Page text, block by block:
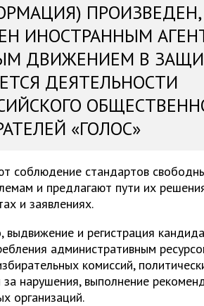
ПРОИЗВЕДЕН,
ИНОСТРАННЫМ
ДВИЖЕНИЕМ В
ДЕЯТЕЛЬНОСТИ
«ГОЛОС»
соблюдение стандартов
и предлагают пути их
и заявлениях.
выдвижение и регистрация
административным
комиссий,
нарушения, выполнение
организаций.